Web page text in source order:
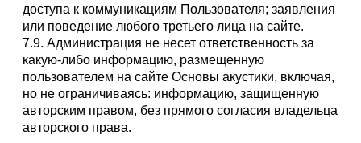
доступа к коммуникациям Пользователя; заявления
или поведение любого третьего лица на сайте.
7.9. Администрация не несет ответственность за
какую-либо информацию, размещенную
пользователем на сайте Основы акустики, включая,
но не ограничиваясь: информацию, защищенную
авторским правом, без прямого согласия владельца
авторского права.